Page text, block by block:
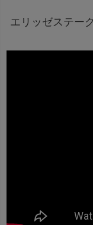
エリッゼステー